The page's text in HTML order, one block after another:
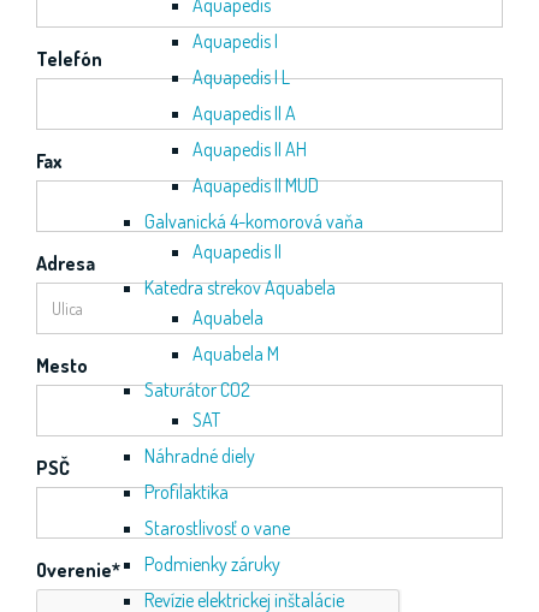
Aquapedis
Aquapedis I
Aquapedis I L
Aquapedis II A
Aquapedis II AH
Aquapedis II MUD
Galvanická 4-komorová vaňa
Aquapedis II
Katedra strekov Aquabela
Aquabela
Aquabela M
Saturátor CO2
SAT
Náhradné diely
Profilaktika
Starostlivosť o vane
Podmienky záruky
Revízie elektrickej inštalácie
Telefón
Fax
Adresa
Mesto
PSČ
Overenie*